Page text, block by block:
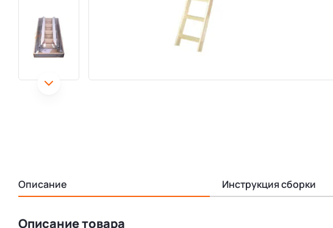
Описание Инструкция сборки
Описание товара